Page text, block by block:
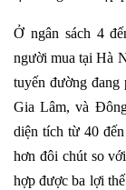
Ở ngân sách 4
người mua tại Hà
tuyến đường
Gia Lâm, và
diện tích từ 40
hơn đôi chút so
hợp được ba lợi